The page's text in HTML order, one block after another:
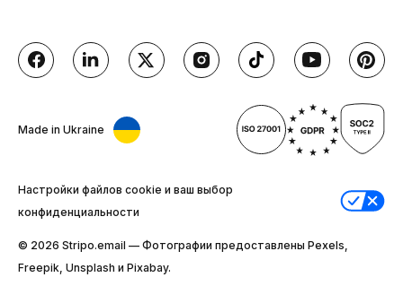
Made in Ukraine
Настройки файлов cookie и ваш выбор
конфиденциальности
© 2026 Stripо.email — Фотографии предоставлены Pexels,
Freepik, Unsplash и Pixabay.